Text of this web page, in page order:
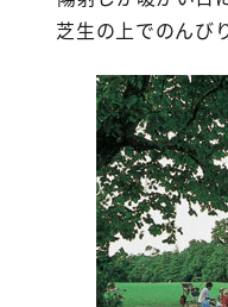
芝生の上でのんび